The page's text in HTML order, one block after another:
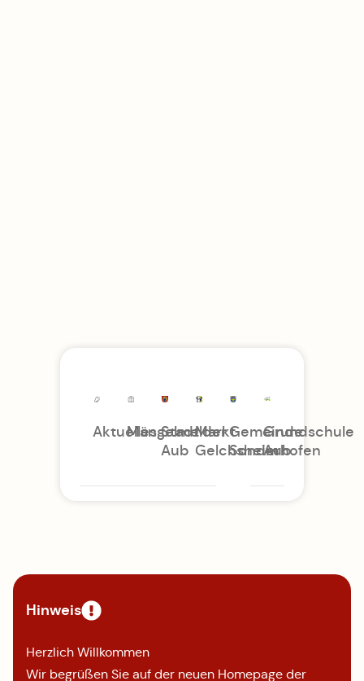
AktuellesMängelmelder
Stadt
Aub
Markt
Gelchsheim
Gemeinde
Sonderhofen
Grundschule
Aub
Hinweis
Herzlich Willkommen
Wir begrüßen Sie auf der neuen Homepage der